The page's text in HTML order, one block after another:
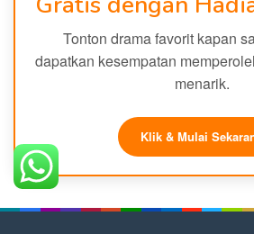
Tonton drama favorit kapan
dapatkan kesempatan
menarik.
Klik & Mulai